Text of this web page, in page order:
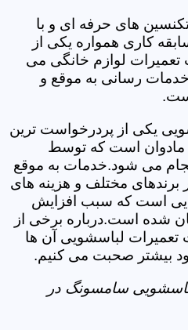
تکنسین های حرفه ای و با
۱۱ سال سابقه کاری همواره یکی از
لوازم خانگی می
رسانی به موقع و
یکی از پردرخواست ترین
است که توسط
می شود.خدمات به موقع
برندهای مختلف و هزینه های
است که سبب افزایش
شده است.درباره برخی از
تعمیرات لباسشویی آن ها
بیشتر صحبت می کنیم.
سامسونگ در